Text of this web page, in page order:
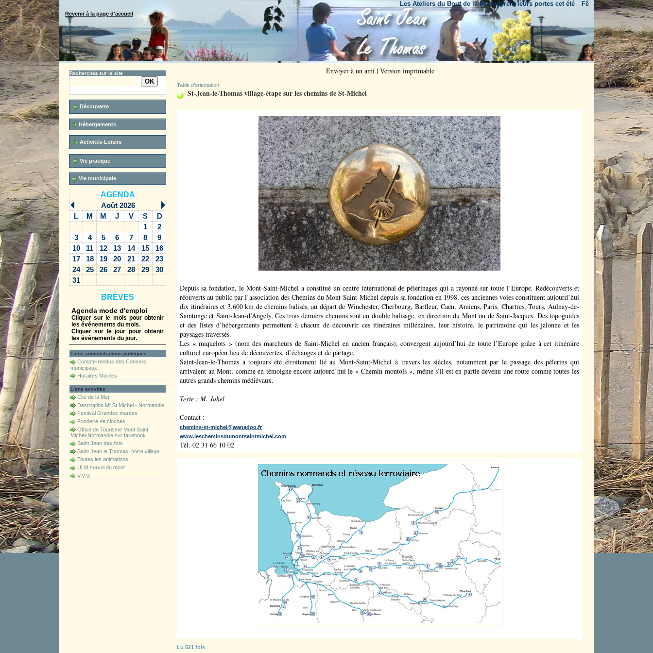
Les Ateliers du Bout de la Mer ouvrent leurs portes cet été Fête nationale & feu d'artifice
Revenir à la page d'accueil
Recherchez sur le site
Recherche avancée
Découverte
Hébergements
Activités-Loisirs
Vie pratique
Vie municipale
AGENDA
Août 2026
L
M M J V S
D
1
2
3
4 5 6 7 8
9
10
11 12 13 14 15
16
17
18 19 20 21 22
23
24
25 26 27 28 29
30
31
BRÈVES
Agenda mode d'emploi
Cliquer sur le mois pour obtenir
les événements du mois.
Cliquer sur le jour pour obtenir
les événements du jour.
Liens administrations publiques
Compte-rendus des Conseils
municipaux
Horaires Marées
Liens activités
Cité de la Mer
Destination Mt St Michel - Normandie
Festival Grandes marées
Fonderie de cloches
Office de Tourisme Mont Saint
Michel-Normandie sur facebook
Saint Jean des Arts
Saint Jean le Thomas, notre village
Toutes les animations
ULM survol du mont
V.V.V.
Envoyer à un ami | Version imprimable
Table d'orientation
St-Jean-le-Thomas village-étape sur les chemins de St-Michel
Depuis sa fondation, le Mont-Saint-Michel a constitué un centre international de pèlerinages qui a rayonné sur toute l’Europe. Redécouverts et
réouverts au public par l’association des Chemins du Mont-Saint-Michel depuis sa fondation en 1998, ces anciennes voies constituent aujourd’hui
dix itinéraires et 3.600 km de chemins balisés, au départ de Winchester, Cherbourg, Barfleur, Caen, Amiens, Paris, Chartres, Tours, Aulnay-de-
Saintonge et Saint-Jean-d’Angely, Ces trois derniers chemins sont en double balisage, en direction du Mont ou de Saint-Jacques. Des topoguides
et des listes d’hébergements permettent à chacun de découvrir ces itinéraires millénaires, leur histoire, le patrimoine qui les jalonne et les
paysages traversés.
Les « miquelots » (nom des marcheurs de Saint-Michel en ancien français), convergent aujourd’hui de toute l’Europe grâce à cet itinéraire
culturel européen lieu de découvertes, d’échanges et de partage.
Saint-Jean-le-Thomas a toujours été étroitement lié au Mont-Saint-Michel à travers les siècles, notamment par le passage des pèlerins qui
arrivaient au Mont, comme en témoigne encore aujourd’hui le « Chemin montois », même s’il est en partie devenu une route comme toutes les
autres grands chemins médiévaux.
Texte : M. Juhel
Contact :
chemins-st-michel@wanadoo.fr
www.lescheminsdumontsaintmichel.com
Tél. 02 31 66 10 02
Lu 521 fois